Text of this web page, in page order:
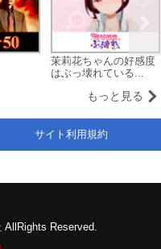
茉莉花ちゃんの好感度
はぶっ壊れている...
もっと見る
Reserved.
サイト利用規約